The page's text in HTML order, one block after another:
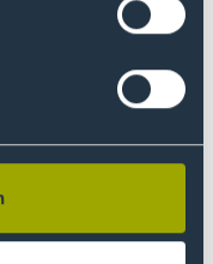
en de SES van de
tussen
wijken. Het
ontloopt elkaar
niet onderzocht